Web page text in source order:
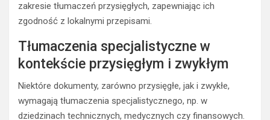
zakresie tłumaczeń przysięgłych, zapewniając ich
zgodność z lokalnymi przepisami.
Tłumaczenia specjalistyczne w
kontekście przysięgłym i zwykłym
Niektóre dokumenty, zarówno przysięgłe, jak i zwykłe,
wymagają tłumaczenia specjalistycznego, np. w
dziedzinach technicznych, medycznych czy finansowych.